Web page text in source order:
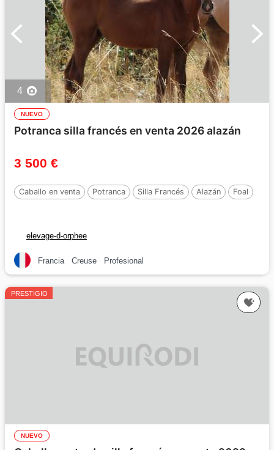
4
NUEVO
Potranca silla francés en venta 2026 alazán
3 500 €
Caballo en venta Potranca Silla Francés Alazán Foal
elevage-d-orphee
Francia Creuse Profesional
PRESTIGIO
NUEVO